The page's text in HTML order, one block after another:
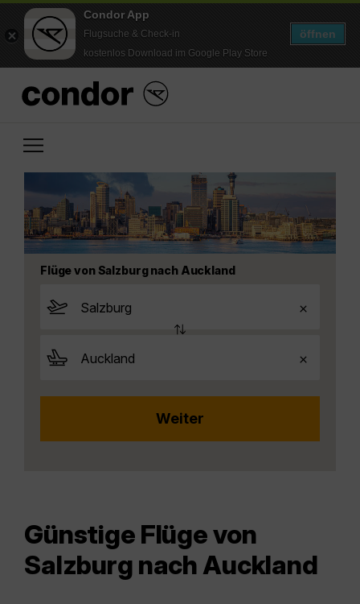
Condor App
Flugsuche & Check-in
kostenlos Download im Google Play Store
öffnen
Flüge von Salzburg nach Auckland
Günstige Flüge von
Salzburg nach Auckland